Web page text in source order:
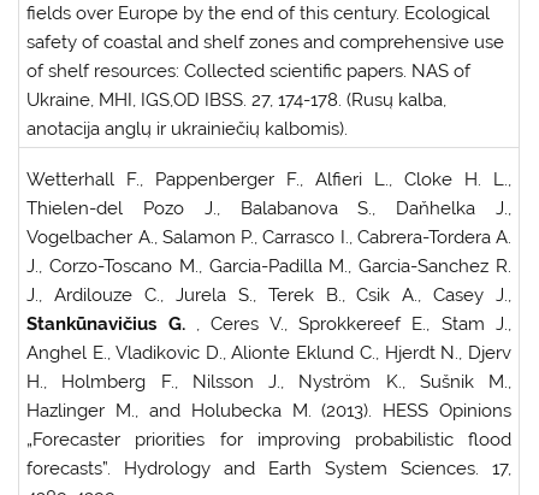
fields over Europe by the end of this century. Ecological
safety of coastal and shelf zones and comprehensive use
of shelf resources: Collected scientific papers. NAS of
Ukraine, MHI, IGS,OD IBSS. 27, 174-178. (Rusų kalba,
anotacija anglų ir ukrainiečių kalbomis).
Wetterhall F., Pappenberger F., Alfieri L., Cloke H. L.,
Thielen-del Pozo J., Balabanova S., Daňhelka J.,
Vogelbacher A., Salamon P., Carrasco I., Cabrera-Tordera A.
J., Corzo-Toscano M., Garcia-Padilla M., Garcia-Sanchez R.
J., Ardilouze C., Jurela S., Terek B., Csik A., Casey J.,
Stankūnavičius G. , Ceres V., Sprokkereef E., Stam J.,
Anghel E., Vladikovic D., Alionte Eklund C., Hjerdt N., Djerv
H., Holmberg F., Nilsson J., Nyström K., Sušnik M.,
Hazlinger M., and Holubecka M. (2013). HESS Opinions
„Forecaster priorities for improving probabilistic flood
forecasts”. Hydrology and Earth System Sciences. 17,